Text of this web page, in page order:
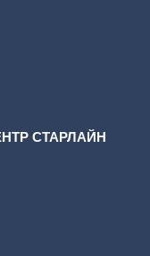
СТАРЛАЙН